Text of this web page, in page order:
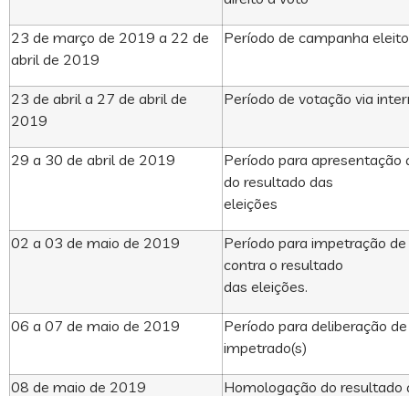
23 de março de 2019 a 22 de
abril de 2019
Período de campanha
23 de abril a 27 de abril de
2019
Período de votação via
29 a 30 de abril de 2019
Período para apresentação
do resultado das
eleições
02 a 03 de maio de 2019
Período para impetração
contra o resultado
das eleições.
06 a 07 de maio de 2019
Período para deliberação
impetrado(s)
08 de maio de 2019
Homologação do resultado